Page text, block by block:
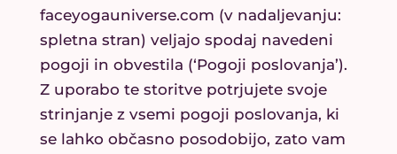
faceyogauniverse.com (v nadaljevanju:
spletna stran) veljajo spodaj navedeni
pogoji in obvestila (‘Pogoji poslovanja’).
Z uporabo te storitve potrjujete svoje
strinjanje z vsemi pogoji poslovanja, ki
se lahko občasno posodobijo, zato vam